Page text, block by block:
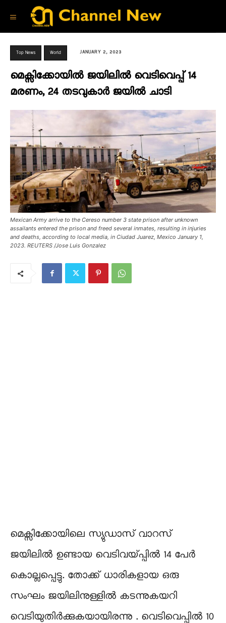
Top News World JANUARY 2, 2023
മെക്സിക്കോയിൽ ജയിലിൽ വെടിവെപ്പ് 14
മരണം, 24 തടവുകാർ ജയിൽ ചാടി
Mexican Army arrive to the Cereso number 3 state prison after unknown
assailants entered the prison and freed several inmates, resulting in injuries
and deaths, according to local media, in Ciudad Juarez, Mexico January 1,
2023. REUTERS /Jose Luis Gonzalez
മെക്സിക്കോയിലെ സ്യുഡാസ് വാറസ്
ജയിലിൽ ഉണ്ടായ വെടിവയ്പ്പിൽ 14 പേർ
കൊല്ലപ്പെട്ടു. തോക്ക് ധാരികളായ ഒരു
സംഘം ജയിലിനുള്ളിൽ കടന്നുകയറി
വെടിയുതിർക്കുകയായിരന്നു . വെടിവെപ്പിൽ 10